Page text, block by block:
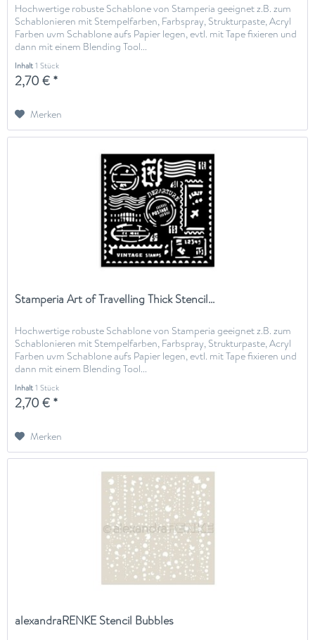
Hochwertige robuste Schablone von Stamperia geeignet z.B. zum
Schablonieren mit Stempelfarben, Farbspray, Strukturpaste, Acryl
Farben uvm Schablone aufs Papier legen, evtl. mit Tape fixieren und
dann mit einem Blending Tool...
Inhalt1 Stück
2,70 € *
Merken
Stamperia Art of Travelling Thick Stencil...
Hochwertige robuste Schablone von Stamperia geeignet z.B. zum
Schablonieren mit Stempelfarben, Farbspray, Strukturpaste, Acryl
Farben uvm Schablone aufs Papier legen, evtl. mit Tape fixieren und
dann mit einem Blending Tool...
Inhalt1 Stück
2,70 € *
Merken
alexandraRENKE Stencil Bubbles